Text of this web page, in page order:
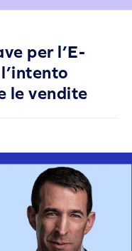
per l’E-
le vendite